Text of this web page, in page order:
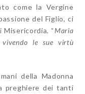
come la Vergine
del Figlio, ci
Misericordia. “Maria
le sue virtù
della Madonna
preghiere dei tanti